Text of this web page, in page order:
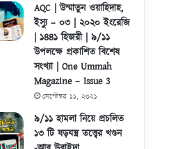
AQC | উম্মাতুন ওয়াহিদাহ,
ইস্যু – ০৩ | ২০২০ ইংরেজি
| ১৪৪১ হিজরী | ৯/১১
উপলক্ষে প্রকাশিত বিশেষ
সংখ্যা | One Ummah
Magazine – Issue 3
সেপ্টেম্বর ১১, ২০২১
৯/১১ হামলা নিয়ে প্রচলিত
১৩ টি ষড়যন্ত্র তত্ত্বের খণ্ডন